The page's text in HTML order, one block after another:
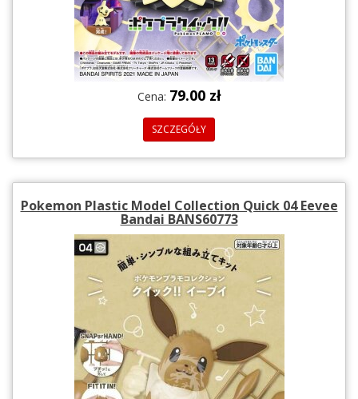
Cena: 79.00 zł
SZCZEGÓŁY
Pokemon Plastic Model Collection Quick 04 Eevee
Bandai BANS60773